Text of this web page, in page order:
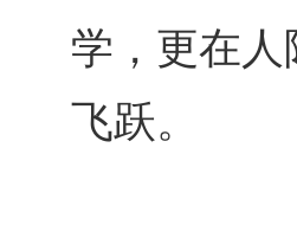
学，更在
飞跃。